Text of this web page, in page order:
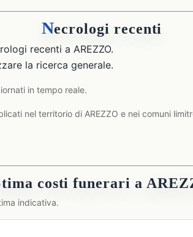
Necrologi recenti
recenti a AREZZO.
la ricerca generale.
in tempo reale.
nel territorio di AREZZO e nei comuni
tima costi funerari a
indicativa.